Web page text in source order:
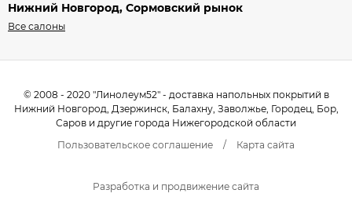
Нижний Новгород, Сормовский рынок
Все салоны
© 2008 - 2020 "Линолеум52" - доставка напольных покрытий в
Нижний Новгород, Дзержинск, Балахну, Заволжье, Городец, Бор,
Саров и другие города Нижегородской области
Пользовательское соглашение
/ Карта сайта
Разработка и продвижение сайта